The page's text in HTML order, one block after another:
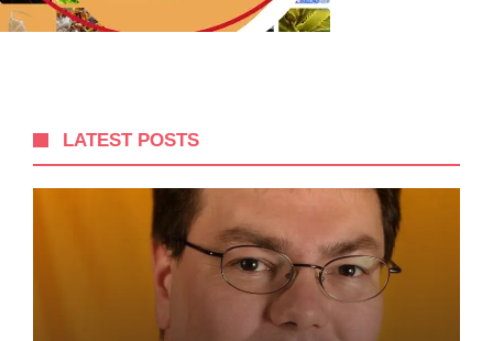
LATEST POSTS